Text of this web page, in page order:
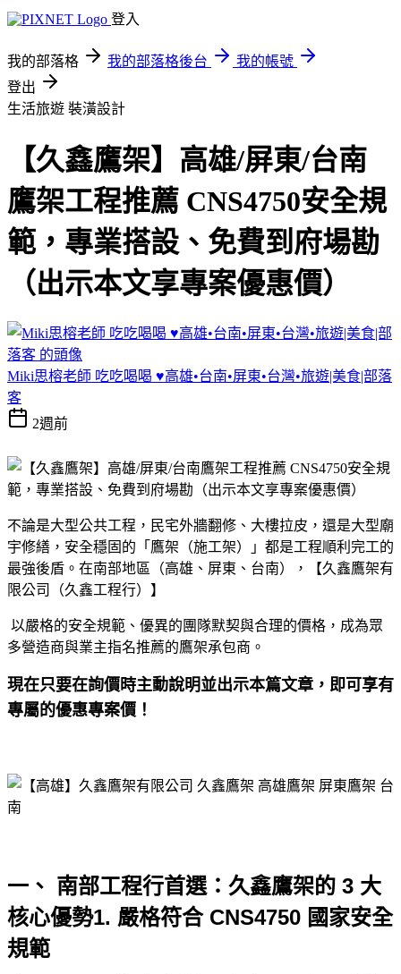
登入
我的部落格 我的部落格後台
我的帳號
登出
生活旅遊 裝潢設計
【久鑫鷹架】高雄/屏東/台南
鷹架工程推薦 CNS4750安全規
範，專業搭設、免費到府場勘
（出示本文享專案優惠價）
Miki思榕老師 吃吃喝喝 ♥️高雄•台南•屏東•台灣•旅遊|美食|部落
客
2週前
不論是大型公共工程，民宅外牆翻修、大樓拉皮，還是大型廟
宇修繕，安全穩固的「鷹架（施工架）」都是工程順利完工的
最強後盾。在南部地區（高雄、屏東、台南），【久鑫鷹架有
限公司（久鑫工程行）】
以嚴格的安全規範、優異的團隊默契與合理的價格，成為眾
多營造商與業主指名推薦的鷹架承包商。
現在只要在詢價時主動說明並出示本篇文章，即可享有
專屬的優惠專案價！
一、 南部工程行首選：久鑫鷹架的 3 大
核心優勢1. 嚴格符合 CNS4750 國家安全
規範